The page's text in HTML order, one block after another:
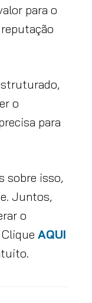
para o
o
para
sobre isso,
Juntos,
o
AQUI